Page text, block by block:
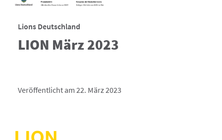
Lions Deutschland
LION März 2023
Veröffentlicht am 22. März 2023